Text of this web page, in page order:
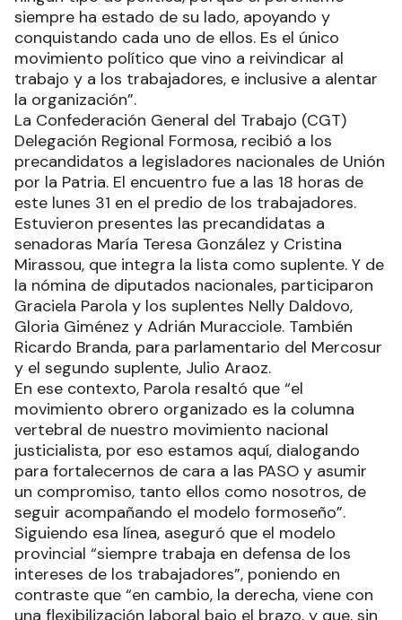
siempre ha estado de su lado, apoyando y
conquistando cada uno de ellos. Es el único
movimiento político que vino a reivindicar al
trabajo y a los trabajadores, e inclusive a alentar
la organización”.
La Confederación General del Trabajo (CGT)
Delegación Regional Formosa, recibió a los
precandidatos a legisladores nacionales de Unión
por la Patria. El encuentro fue a las 18 horas de
este lunes 31 en el predio de los trabajadores.
Estuvieron presentes las precandidatas a
senadoras María Teresa González y Cristina
Mirassou, que integra la lista como suplente. Y de
la nómina de diputados nacionales, participaron
Graciela Parola y los suplentes Nelly Daldovo,
Gloria Giménez y Adrián Muracciole. También
Ricardo Branda, para parlamentario del Mercosur
y el segundo suplente, Julio Araoz.
En ese contexto, Parola resaltó que “el
movimiento obrero organizado es la columna
vertebral de nuestro movimiento nacional
justicialista, por eso estamos aquí, dialogando
para fortalecernos de cara a las PASO y asumir
un compromiso, tanto ellos como nosotros, de
seguir acompañando el modelo formoseño”.
Siguiendo esa línea, aseguró que el modelo
provincial “siempre trabaja en defensa de los
intereses de los trabajadores”, poniendo en
contraste que “en cambio, la derecha, viene con
una flexibilización laboral bajo el brazo, y que, sin